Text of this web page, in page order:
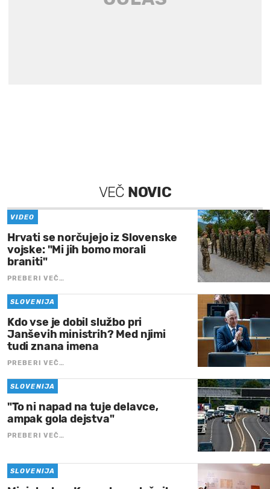
VEČ NOVIC
VIDEO
Hrvati se norčujejo iz Slovenske
vojske: "Mi jih bomo morali
braniti"
PREBERI VEČ…
SLOVENIJA
Kdo vse je dobil službo pri
Janševih ministrih? Med njimi
tudi znana imena
PREBERI VEČ…
SLOVENIJA
"To ni napad na tuje delavce,
ampak gola dejstva"
PREBERI VEČ…
SLOVENIJA